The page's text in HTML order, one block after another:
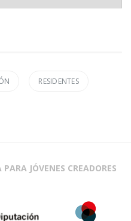
RESIDENTES
JÓVENES CREADORES